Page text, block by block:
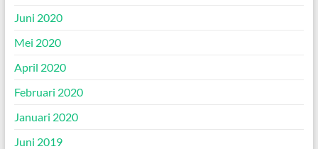
Juni 2020
Mei 2020
April 2020
Februari 2020
Januari 2020
Juni 2019